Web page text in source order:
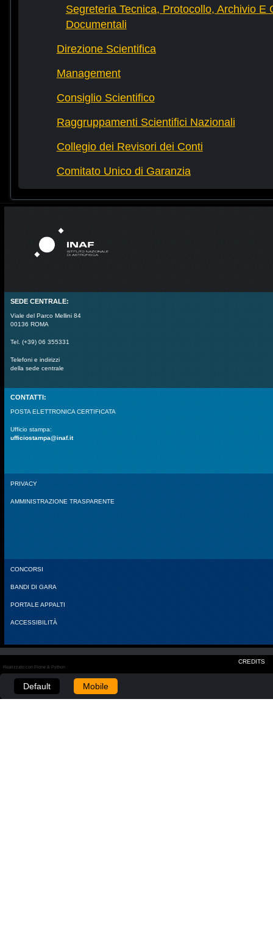
Segreteria Tecnica, Protocollo, Archivio E
Documentali
Direzione Scientifica
Management
Consiglio Scientifico
Raggruppamenti Scientifici Nazionali
Collegio dei Revisori dei Conti
Comitato Unico di Garanzia
SEDE CENTRALE:
Viale del Parco Mellini 84
00136 ROMA
Tel. (+39) 06 355331
Telefoni e indirizzi
della sede centrale
CONTATTI:
POSTA ELETTRONICA CERTIFICATA
Ufficio stampa:
ufficiostampa@inaf.it
PRIVACY
AMMINISTRAZIONE TRASPARENTE
CONCORSI
BANDI DI GARA
PORTALE APPALTI
ACCESSIBILITÀ
CREDITS
Realizzato con Plone & Python
Default Mobile